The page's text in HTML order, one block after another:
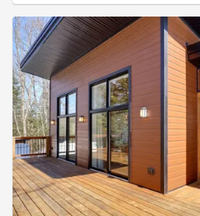
votre petite voiture ou
l'école et des loisirs, à 15 min